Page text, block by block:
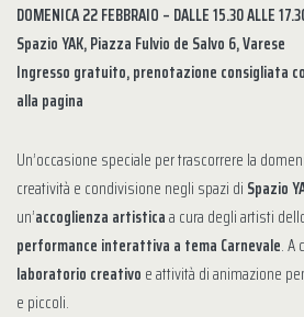
DOMENICA 22 FEBBRAIO – DALLE 15.30 ALLE
Spazio YAK, Piazza Fulvio de Salvo 6, Varese
Ingresso gratuito, prenotazione consigliata
alla pagina
Un’occasione speciale per trascorrere la
creatività e condivisione negli spazi di Spazio
un’accoglienza artisticaa cura degli artisti
performance interattiva a tema Carnevale. A
laboratorio creativo e attività di animazione
e piccoli.